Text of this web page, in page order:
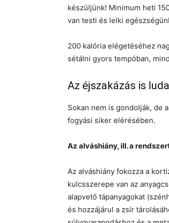
készüljünk! Minimum heti
van testi és lelki
200 kalória elégetéséhez
sétálni gyors tempóban,
Az éjszakázás is
Sokan nem is gondolják, de
fogyási siker elérésében.
Az alváshiány, ill. a
Az alváshiány fokozza a
kulcsszerepe van az
alapvető tápanyagokat
és hozzájárul a zsír